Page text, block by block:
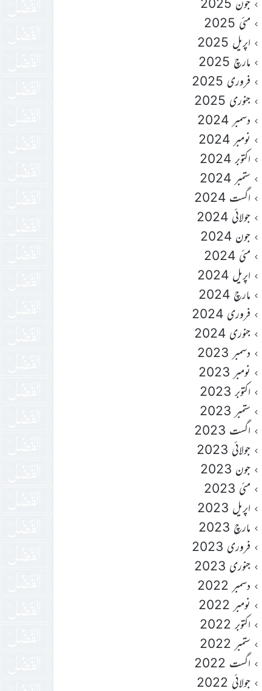
جون 2025
مئی 2025
اپریل 2025
مارچ 2025
فروری 2025
جنوری 2025
دسمبر 2024
نومبر 2024
اکتوبر 2024
ستمبر 2024
اگست 2024
جولائی 2024
جون 2024
مئی 2024
اپریل 2024
مارچ 2024
فروری 2024
جنوری 2024
دسمبر 2023
نومبر 2023
اکتوبر 2023
ستمبر 2023
اگست 2023
جولائی 2023
جون 2023
مئی 2023
اپریل 2023
مارچ 2023
فروری 2023
جنوری 2023
دسمبر 2022
نومبر 2022
اکتوبر 2022
ستمبر 2022
اگست 2022
جولائی 2022